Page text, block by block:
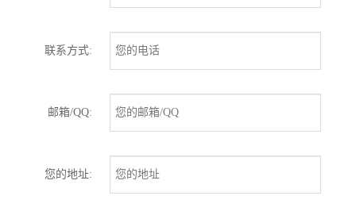
联系方式:
邮箱/QQ:
您的地址: